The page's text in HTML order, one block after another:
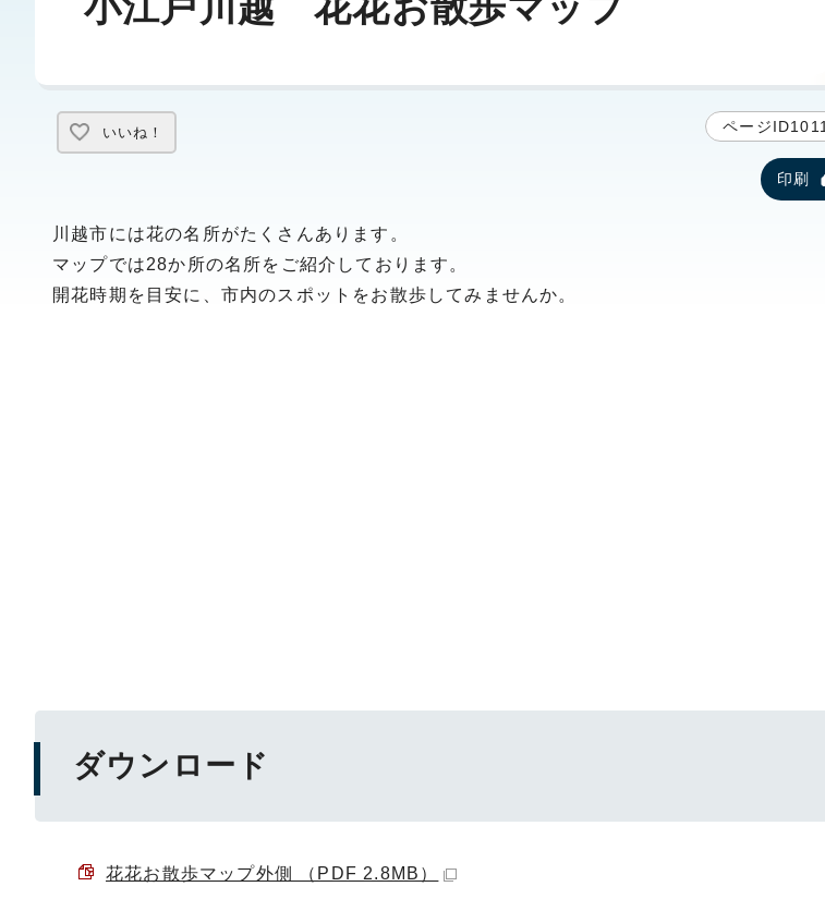
いいね！ ページ
印刷
川越市には花の名所がたくさんあります。
マップでは28か所の名所をご紹介しております。
開花時期を目安に、市内のスポットをお散歩してみませんか。
ダウンロード
花花お散歩マップ外側 （PDF 2.8MB）